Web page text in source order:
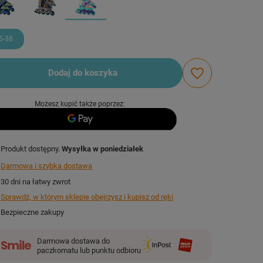
38
Dodaj do koszyka
Możesz kupić także poprzez:
Produkt dostępny Wysyłkaw poniedziałek
Darmowa i szybka dostawa
30 dni na łatwy zwrot
Sprawdź, w którym sklepie obejrzysz i kupisz od ręki
Bezpieczne zakupy
Darmowa dostawa do
paczkomatu lub punktu odbioru